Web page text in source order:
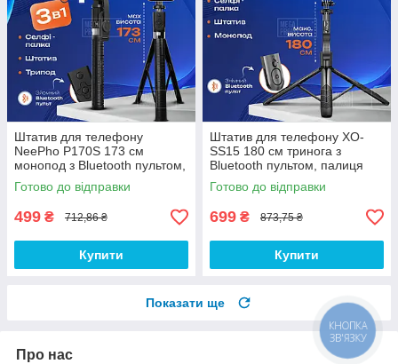
Штатив для телефону
NeePho P170S 173 см
монопод з Bluetooth пультом,
підсвічуванням і кнопкою для
фото селфі, відео
Готово до відправки
499 ₴ 712,86 ₴
Купити
Штатив для телефону XO-
SS15 180 см тринога з
Bluetooth пультом, палиця
для селфі та відео
Готово до відправки
699 ₴ 873,75 ₴
Купити
Показати ще
Про нас
КНОПКА
ЗВ'ЯЗКУ